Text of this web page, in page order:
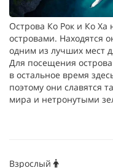
Острова Ко Рок и Ко
островами. Находятся
одним из лучших мест
Для посещения
в остальное время
поэтому они славятся
мира и нетронутыми
Взрослый